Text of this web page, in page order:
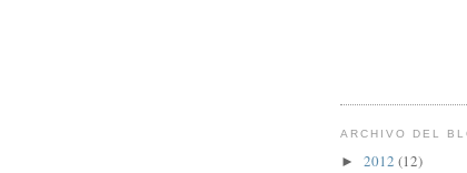
ARCHIVO DEL
► 2012 (12)